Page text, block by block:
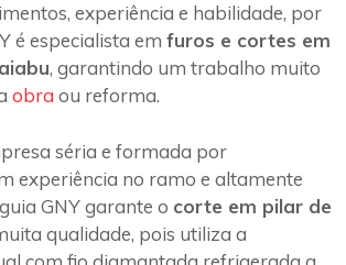
experiência e habilidade, por
é especialista em furos e cortes em
, garantindo um trabalho muito
obra ou reforma.
séria e formada por
experiência no ramo e altamente
GNY garante o corte em pilar de
qualidade, pois utiliza a